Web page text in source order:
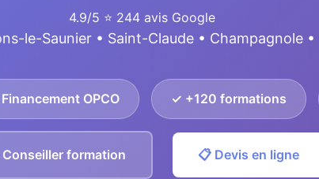
4.9/5 ⭐ 244 avis Google
le-Saunier • Saint-Claude • Champagnole
OPCO ✓ +120 formations
Conseiller formation 📋 Devis en ligne